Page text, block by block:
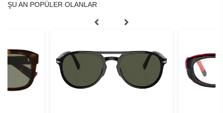
ŞU AN POPÜLER OLANLAR